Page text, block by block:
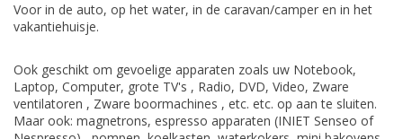
Voor in de auto, op het water, in de caravan/camper en in het
vakantiehuisje.
Ook geschikt om gevoelige apparaten zoals uw Notebook,
Laptop, Computer, grote TV's , Radio, DVD, Video, Zware
ventilatoren , Zware boormachines , etc. etc. op aan te sluiten.
Maar ook: magnetrons, espresso apparaten (INIET Senseo of